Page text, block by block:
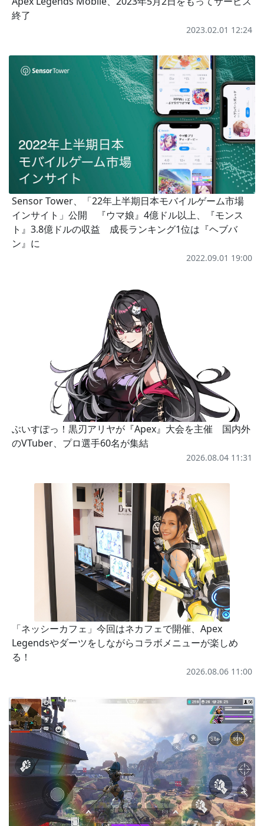
終了
2023.02.01 12:24
Sensor Tower、「22年上半期日本モバイルゲーム市場
インサイト」公開 『ウマ娘』4億ドル以上、『モンス
ト』3.8億ドルの収益 成長ランキング1位は『ヘブバ
ン』に
2022.09.01 19:00
ぶいすぽっ！黒刃アリヤが『Apex』大会を主催 国内外
のVTuber、プロ選手60名が集結
2026.08.04 11:31
「ネッシーカフェ」今回はネカフェで開催、Apex
Legendsやダーツをしながらコラボメニューが楽しめ
る！
2026.08.06 11:00